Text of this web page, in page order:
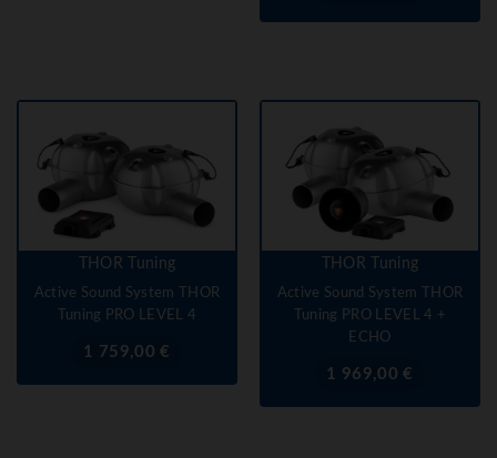
THOR Tuning
Active Sound System THOR
Tuning PRO LEVEL 4
Prix1 759,00 €
THOR Tuning
Active Sound System THOR
Tuning PRO LEVEL 4 +
ECHO
Prix1 969,00 €